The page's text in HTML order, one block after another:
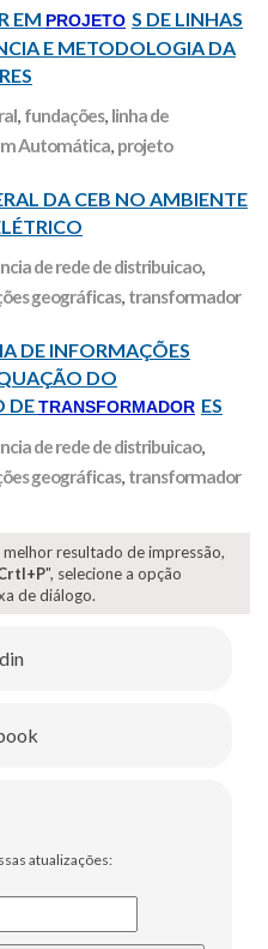
EM PROJETO S DE LINHAS
E METODOLOGIA DA
, fundações, linha de
Automática, projeto
DA CEB NO AMBIENTE
de rede de distribuicao,
geográficas, transformador
DE INFORMAÇÕES
DO
DETRANSFORMADOR ES
de rede de distribuicao,
geográficas, transformador
melhor resultado de impressão,
", selecione a opção
de diálogo.
atualizações: